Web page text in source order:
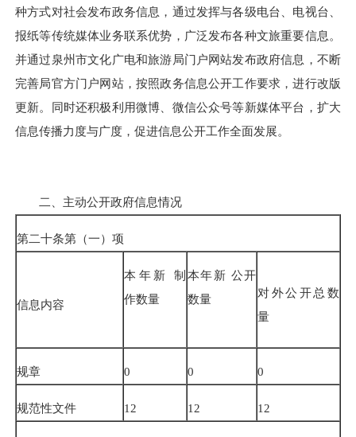
种方式对社会发布政务信息，通过发挥与各级电台、电视台、
报纸等传统媒体业务联系优势，广泛发布各种文旅重要信息。
并通过泉州市文化广电和旅游局门户网站发布政府信息，不断
完善局官方门户网站，按照政务信息公开工作要求，进行改版
更新。同时还积极利用微博、 微信公众号等新媒体平台，扩大
信息传播力度与广度，促进信息公开工作全面发展。
二、主动公开政府信息情况
第二十条第（一）项
信息内容
本年新
制
作数量
本年新 公开
数量
对外公开总数
量
规章 0 0 0
规范性文件 12 12 12